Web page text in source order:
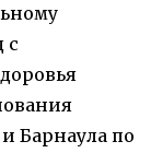
с
Барнаула по